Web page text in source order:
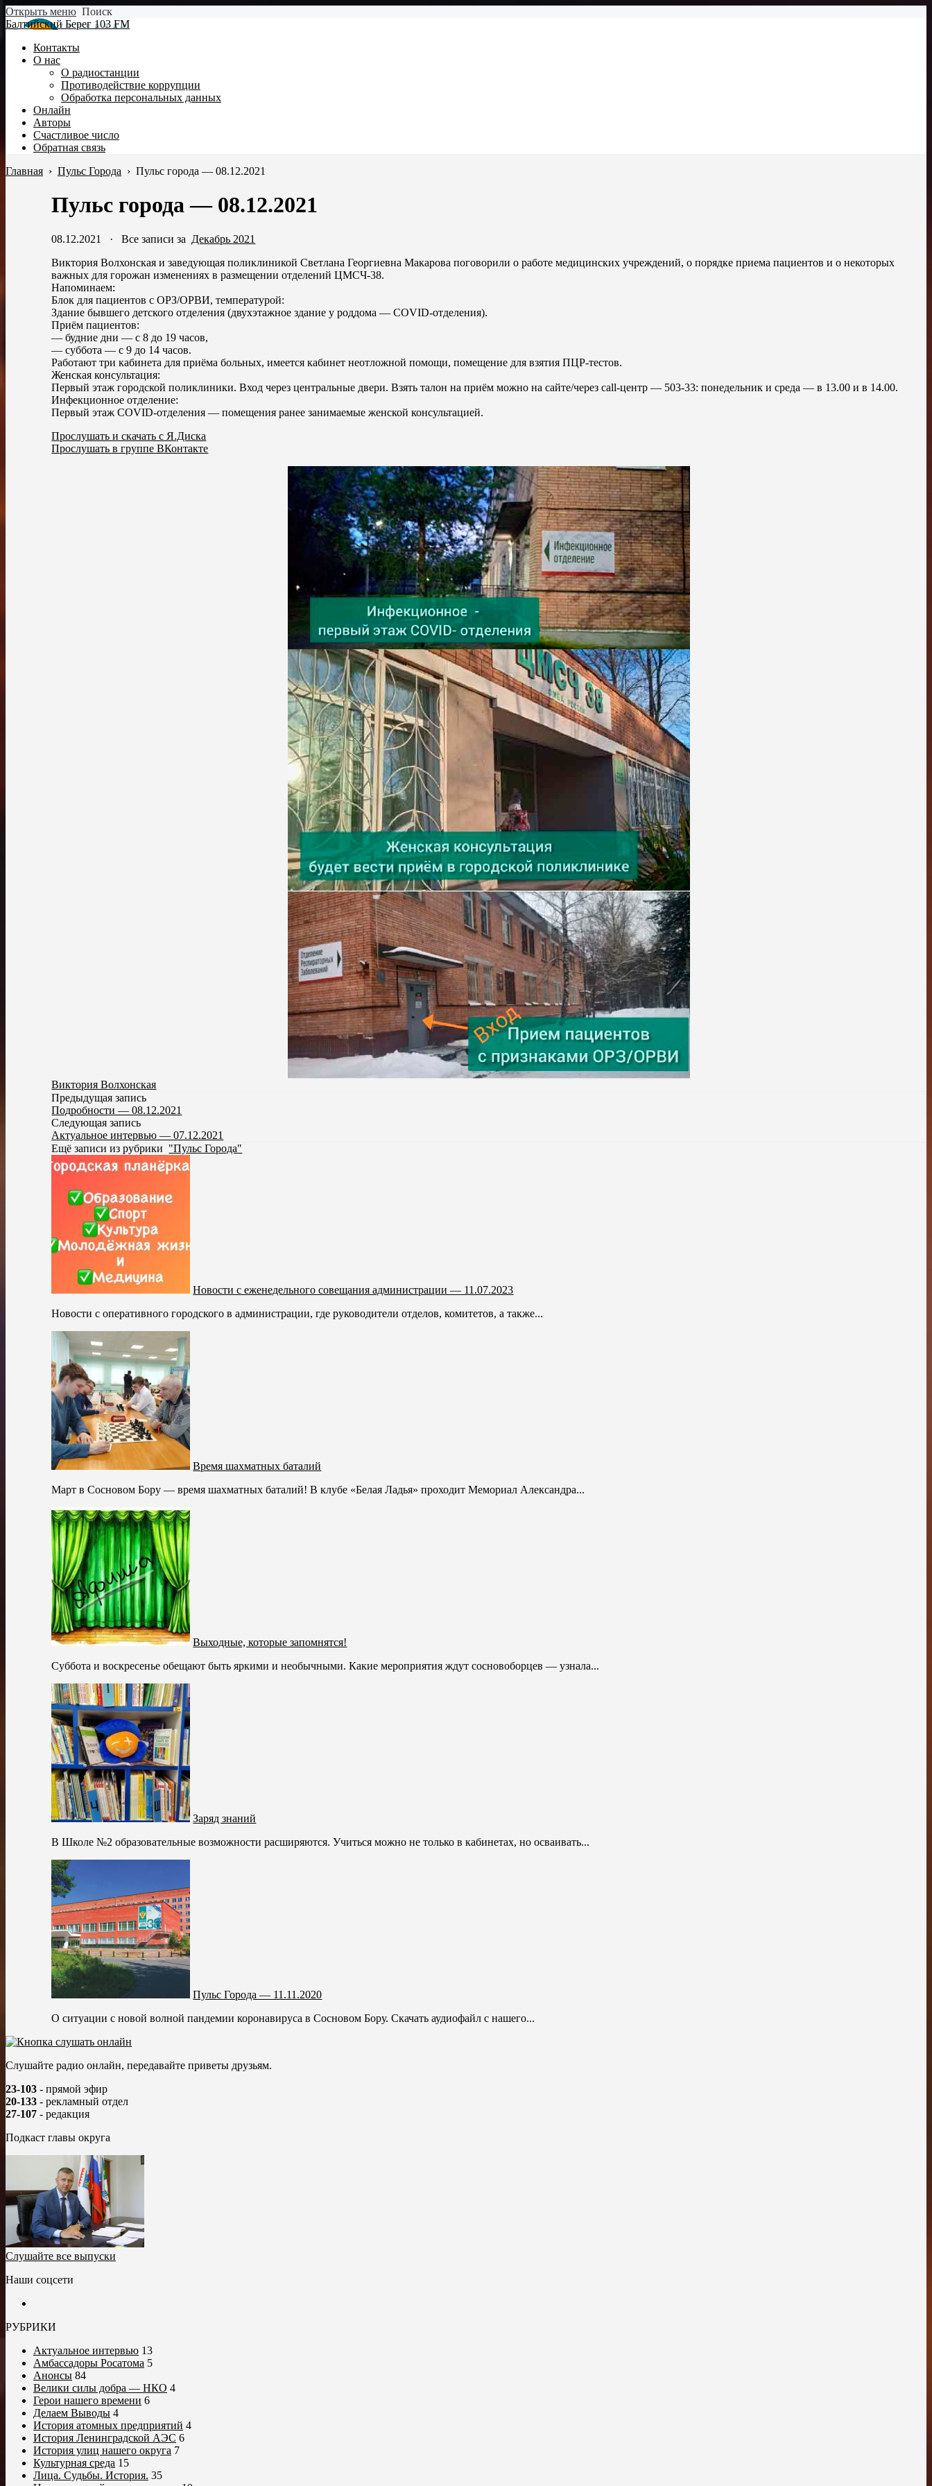
Открыть меню Поиск
Балтийский Берег 103 FM
Контакты
О нас
О радиостанции
Противодействие коррупции
Обработка персональных данных
Онлайн
Авторы
Счастливое число
Обратная связь
Главная › Пульс Города › Пульс города — 08.12.2021
Пульс города — 08.12.2021
08.12.2021 ·Все записи за Декабрь 2021
Виктория Волхонская и заведующая поликлиникой Светлана Георгиевна Макарова поговорили о работе медицинских учреждений, о порядке приема пациентов и о некоторых
важных для горожан изменениях в размещении отделений ЦМСЧ-38.
Напоминаем:
Блок для пациентов с ОРЗ/ОРВИ, температурой:
Здание бывшего детского отделения (двухэтажное здание у роддома — COVID-отделения).
Приём пациентов:
— будние дни — с 8 до 19 часов,
— суббота — с 9 до 14 часов.
Работают три кабинета для приёма больных, имеется кабинет неотложной помощи, помещение для взятия ПЦР-тестов.
Женская консультация:
Первый этаж городской поликлиники. Вход через центральные двери. Взять талон на приём можно на сайте/через call-центр — 503-33: понедельник и среда — в 13.00 и в 14.00.
Инфекционное отделение:
Первый этаж COVID-отделения — помещения ранее занимаемые женской консультацией.
Прослушать и скачать с Я.Диска
Прослушать в группе ВКонтакте
Виктория Волхонская
Предыдущая запись
Подробности — 08.12.2021
Следующая запись
Актуальное интервью — 07.12.2021
Ещё записи из рубрики "Пульс Города"
Новости с еженедельного совещания администрации — 11.07.2023
Новости с оперативного городского в администрации, где руководители отделов, комитетов, а также...
Время шахматных баталий
Март в Сосновом Бору — время шахматных баталий! В клубе «Белая Ладья» проходит Мемориал Александра...
Выходные, которые запомнятся!
Суббота и воскресенье обещают быть яркими и необычными. Какие мероприятия ждут сосновоборцев — узнала...
Заряд знаний
В Школе №2 образовательные возможности расширяются. Учиться можно не только в кабинетах, но осваивать...
Пульс Города — 11.11.2020
О ситуации с новой волной пандемии коронавируса в Сосновом Бору. Скачать аудиофайл с нашего...
Слушайте радио онлайн, передавайте приветы друзьям.
23-103 - прямой эфир
20-133 - рекламный отдел
27-107 - редакция
Подкаст главы округа
Слушайте все выпуски
Наши соцсети
РУБРИКИ
Актуальное интервью 13
Амбассадоры Росатома 5
Анонсы 84
Велики силы добра — НКО 4
Герои нашего времени 6
Делаем Выводы 4
История атомных предприятий 4
История Ленинградской АЭС 6
История улиц нашего округа 7
Культурная среда 15
Лица. Судьбы. История. 35